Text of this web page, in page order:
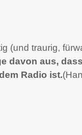
(und traurig,
davon aus,
Radio ist.